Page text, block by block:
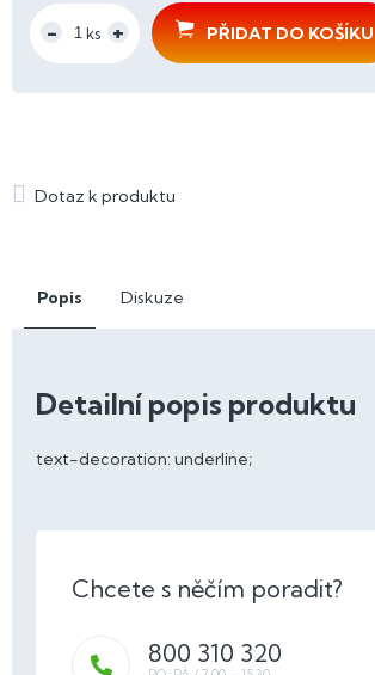
cena:
PŘIDAT DO KOŠÍKU
Popis Diskuze
Detailní popis produktu
text-decoration: underline;
800 310 320